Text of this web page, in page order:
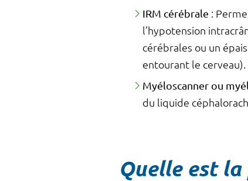
IRM cérébrale :
l’hypotension
cérébrales ou un
entourant le cerveau).
Myéloscanner ou
du liquide
Quelle est